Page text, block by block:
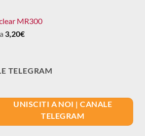
MR300
3,20€
TELEGRAM
UNISCITI A NOI | CANALE
TELEGRAM